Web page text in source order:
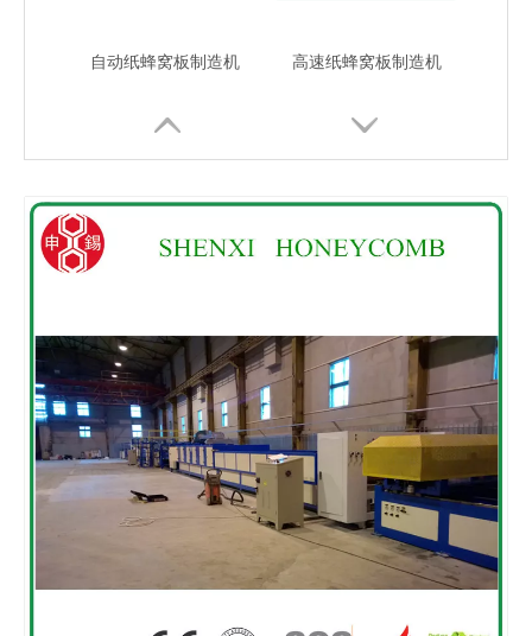
自动纸蜂窝板制造机 高速纸蜂窝板制造机
高速蜂窝板生产机 全自动蜂窝纸板机